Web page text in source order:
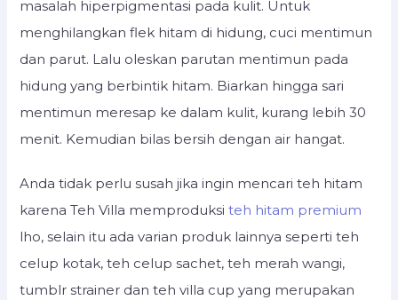
masalah hiperpigmentasi pada kulit. Untuk
menghilangkan flek hitam di hidung, cuci mentimun
dan parut. Lalu oleskan parutan mentimun pada
hidung yang berbintik hitam. Biarkan hingga sari
mentimun meresap ke dalam kulit, kurang lebih 30
menit. Kemudian bilas bersih dengan air hangat.
Anda tidak perlu susah jika ingin mencari teh hitam
karena Teh Villa memproduksiteh hitam premium
lho, selain itu ada varian produk lainnya seperti teh
celup kotak, teh celup sachet, teh merah wangi,
tumblr strainer dan teh villa cup yang merupakan